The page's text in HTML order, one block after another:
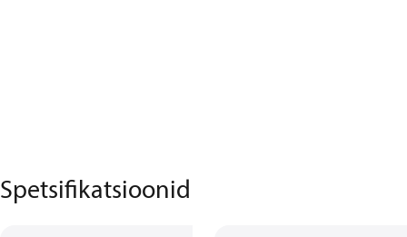
Spetsifikatsioonid